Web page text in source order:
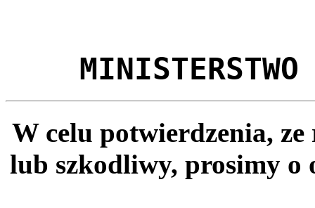
MINISTERSTWO
W celu potwierdzenia,
lub szkodliwy, prosimy o